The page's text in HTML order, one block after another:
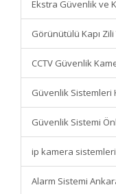
Ekstra Güvenlik ve
Görünütülü Kapı Zili
CCTV Güvenlik
Güvenlik Sistemleri
Güvenlik Sistemi
ip kamera
Alarm Sistemi